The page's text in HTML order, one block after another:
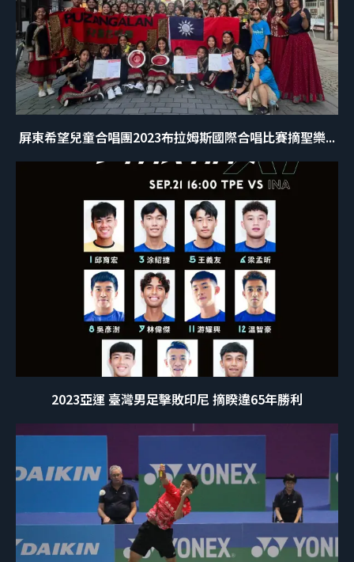
屏東希望兒童合唱團2023布拉姆斯國際合唱比賽摘聖樂...
2023亞運 臺灣男足擊敗印尼 摘睽違65年勝利